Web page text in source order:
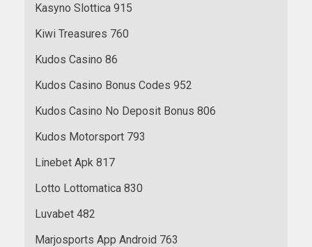
Kasyno Slottica 915
Kiwi Treasures 760
Kudos Casino 86
Kudos Casino Bonus Codes 952
Kudos Casino No Deposit Bonus 806
Kudos Motorsport 793
Linebet Apk 817
Lotto Lottomatica 830
Luvabet 482
Marjosports App Android 763